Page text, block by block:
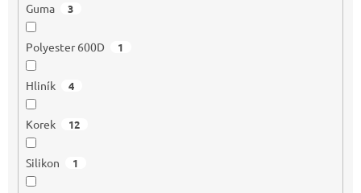
Guma 3
Polyester 600D 1
Hliník 4
Korek 12
Silikon 1